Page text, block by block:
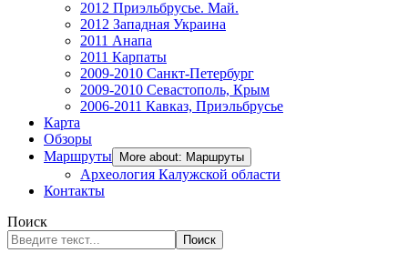
2012 Приэльбрусье. Май.
2012 Западная Украина
2011 Анапа
2011 Карпаты
2009-2010 Санкт-Петербург
2009-2010 Севастополь, Крым
2006-2011 Кавказ, Приэльбрусье
Карта
Обзоры
Маршруты
More about: Маршруты
Археология Калужской области
Контакты
Поиск
Поиск